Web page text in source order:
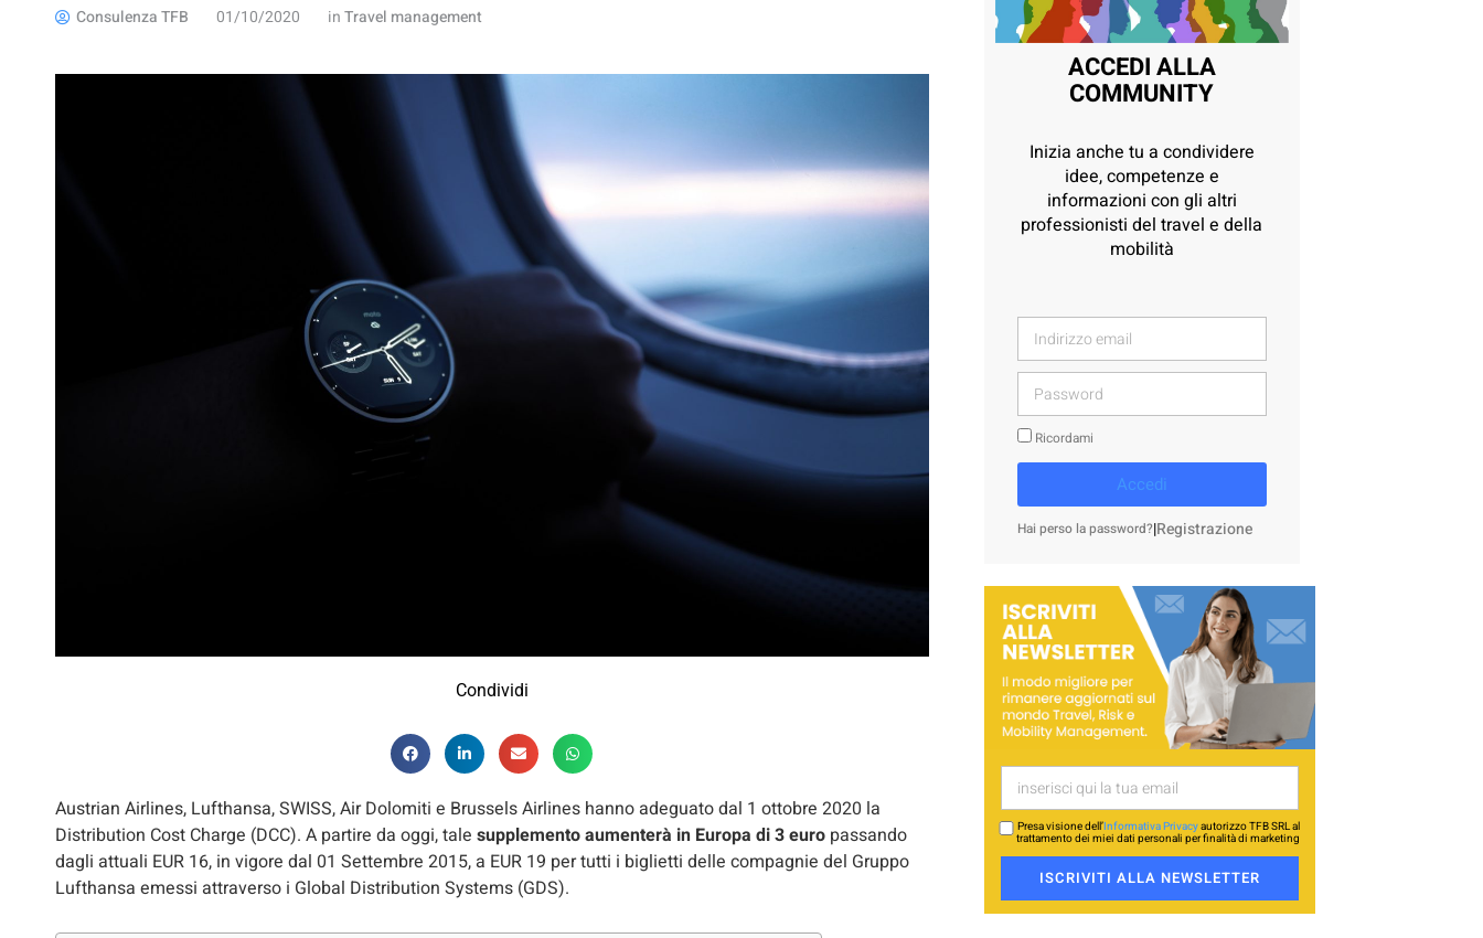
Consulenza TFB 01/10/2020 inTravel management
Condividi
Austrian Airlines, Lufthansa, SWISS, Air Dolomiti e Brussels Airlines hanno adeguato dal 1 ottobre 2020 la
Distribution Cost Charge (DCC). A partire da oggi, tale supplemento aumenterà in Europa di 3 euro passando
dagli attuali EUR 16, in vigore dal 01 Settembre 2015, a EUR 19 per tutti i biglietti delle compagnie del Gruppo
Lufthansa emessi attraverso i Global Distribution Systems (GDS).
ACCEDI ALLA
COMMUNITY
Inizia anche tu a condividere
idee, competenze e
informazioni con gli altri
professionisti del travel e della
mobilità
Ricordami
Accedi
Hai perso la password?|Registrazione
Presa visione dell’Informativa Privacyautorizzo TFB SRL al
trattamento dei miei dati personali per finalità di marketing
ISCRIVITI ALLA NEWSLETTER